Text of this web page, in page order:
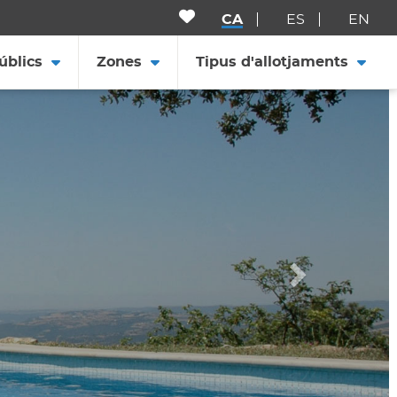
Següent
Zones Tipus d'allotjaments
CA ES EN